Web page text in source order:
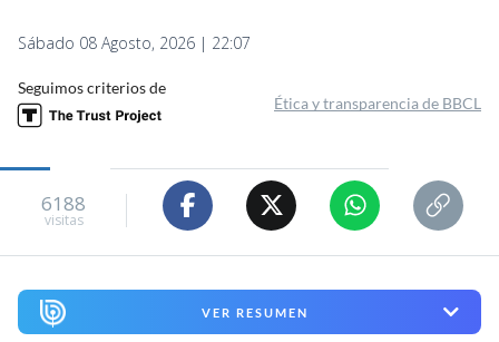
Sábado 08 Agosto, 2026 | 22:07
Seguimos criterios de
Ética y transparencia de BBCL
6188
visitas
VER RESUMEN